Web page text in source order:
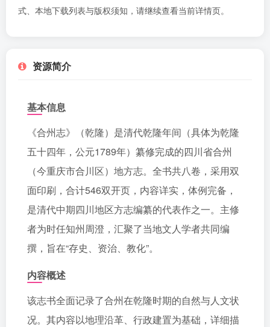
式、本地下载列表与版权须知，请继续查看当前详情页。
资源简介
基本信息
《合州志》（乾隆）是清代乾隆年间（具体为乾隆
五十四年，公元1789年）纂修完成的四川省合州
（今重庆市合川区）地方志。全书共八卷，采用双
面印刷，合计546双开页，内容详实，体例完备，
是清代中期四川地区方志编纂的代表作之一。主修
者为时任知州周澄，汇聚了当地文人学者共同编
撰，旨在“存史、资治、教化”。
内容概述
该志书全面记录了合州在乾隆时期的自然与人文状
况。其内容以地理沿革、行政建置为基础，详细描